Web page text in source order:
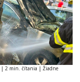
| 2 min. čítania | Žiadne